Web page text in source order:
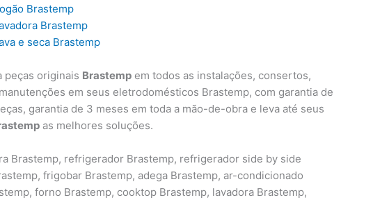
Brastemp
Brastemp
e seca Brastemp
peças originais Brastemp em todos as instalações, consertos,
em seus eletrodomésticos Brastemp, com garantia de
garantia de 3 meses em toda a mão-de-obra e leva até seus
as melhores soluções.
Brastemp, refrigerador Brastemp, refrigerador side by side
frigobar Brastemp, adega Brastemp, ar-condicionado
forno Brastemp, cooktop Brastemp, lavadora Brastemp,